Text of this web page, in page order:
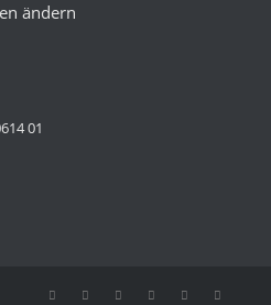
ändern
01